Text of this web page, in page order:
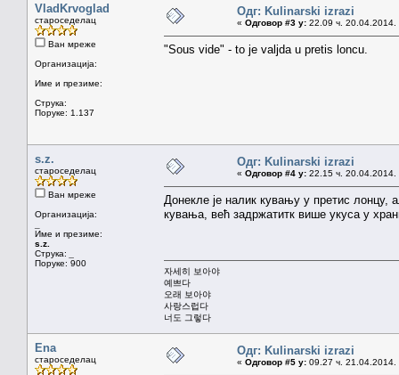
VladKrvoglad
староседелац
Ван мреже
Организација:
Име и презиме:
Струка:
Поруке: 1.137
Одг: Kulinarski izrazi
« Одговор #3 у: 22.09 ч. 20.04.2014.
"Sous vide" - to je valjda u pretis loncu.
s.z.
староседелац
Ван мреже
Организација:
Име и презиме:
s.z.
Струка:
Поруке: 900
Одг: Kulinarski izrazi
« Одговор #4 у: 22.15 ч. 20.04.2014.
Донекле је налик кувању у претис лонцу,
кувања, већ задржатитк више укуса у
자세히 보아야
예쁘다
오래 보아야
사랑스럽다
너도 그렇다
Ena
староседелац
Одг: Kulinarski izrazi
« Одговор #5 у: 09.27 ч. 21.04.2014.